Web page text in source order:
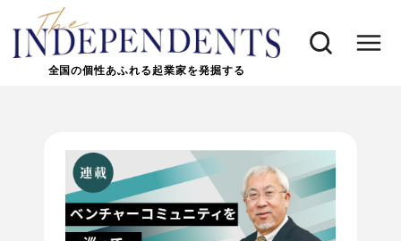
全国の個性あふれる起業家を発掘する